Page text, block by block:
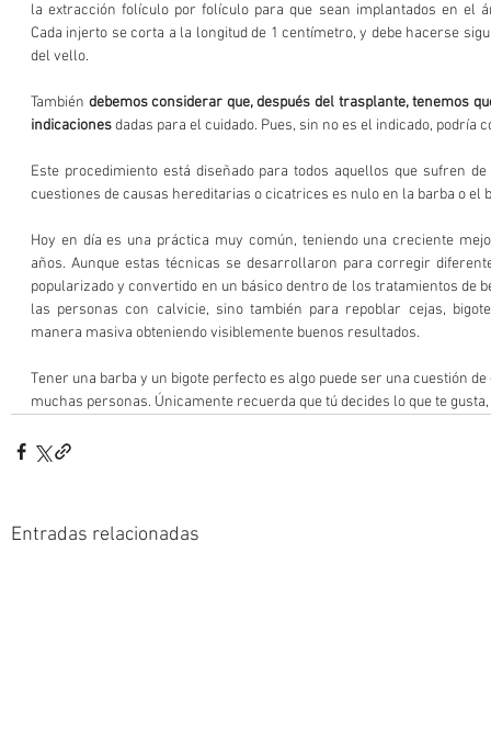
la extracción folículo por folículo para que sean implantados en el
Cada injerto se corta a la longitud de 1 centímetro, y debe hacerse
del vello.
También debemos considerar que, después del trasplante, tenemos
indicaciones dadas para el cuidado. Pues, sin no es el indicado, podría
Este procedimiento está diseñado para todos aquellos que sufren
cuestiones de causas hereditarias o cicatrices es nulo en la barba o el
Hoy en día es una práctica muy común, teniendo una creciente
años. Aunque estas técnicas se desarrollaron para corregir
popularizado y convertido en un básico dentro de los tratamientos de
las personas con calvicie, sino también para repoblar cejas,
manera masiva obteniendo visiblemente buenos resultados.
Tener una barba y un bigote perfecto es algo puede ser una cuestión
muchas personas. Únicamente recuerda que tú decides lo que te
Entradas relacionadas